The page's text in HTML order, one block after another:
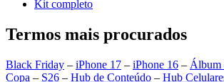
Kit completo
Termos mais procurados
Black Friday – iPhone 17 – iPhone 16 – Álbum
Copa – S26 – Hub de Conteúdo – Hub